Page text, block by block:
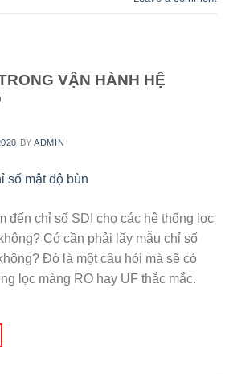
VẬN HÀNH HỆ
BYADMIN
đến chỉ số SDI cho các hệ thống lọc
Có cần phải lấy mẫu chỉ số
Đó là một câu hỏi mà sẽ có
lọc màng RO hay UF thắc mắc.